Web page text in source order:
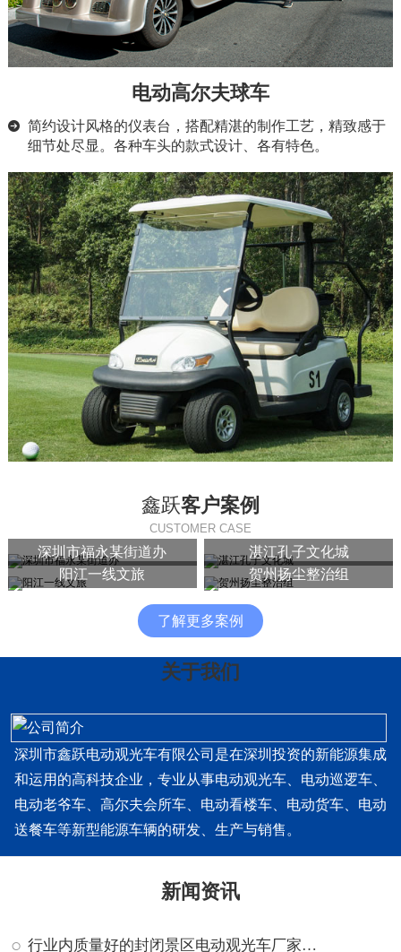
电动高尔夫球车
简约设计风格的仪表台，搭配精湛的制作工艺，精致感于
细节处尽显。各种车头的款式设计、各有特色。
鑫跃客户案例
CUSTOMER CASE
深圳市福永某街道办
湛江孔子文化城
阳江一线文旅
贺州扬尘整治组
了解更多案例
关于我们
深圳市鑫跃电动观光车有限公司是在深圳投资的新能源集成
和运用的高科技企业，专业从事电动观光车、电动巡逻车、
电动老爷车、高尔夫会所车、电动看楼车、电动货车、电动
送餐车等新型能源车辆的研发、生产与销售。
新闻资讯
行业内质量好的封闭景区电动观光车厂家排名